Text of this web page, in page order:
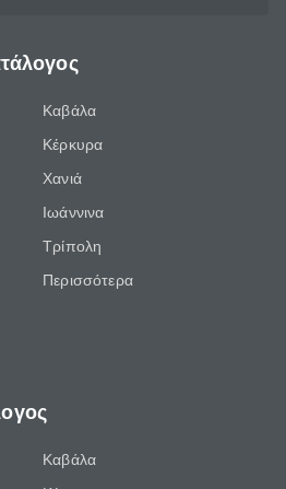
Καβάλα
Κέρκυρα
Χανιά
Ιωάννινα
Τρίπολη
Περισσότερα
Καβάλα